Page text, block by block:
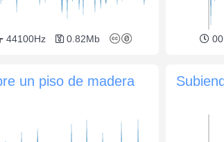
44100Hz 0.82Mb
un piso de madera